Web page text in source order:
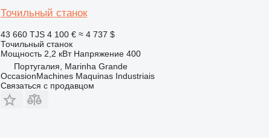
Точильный станок
43 660 TJS 4 100 € ≈ 4 737 $
Точильный станок
Мощность 2,2 кВт Напряжение 400
Португалия, Marinha Grande
OccasionMachines Maquinas Industriais
Связаться с продавцом